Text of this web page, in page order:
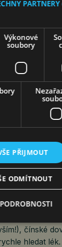
A
Komentáře 23.
před
Ale tak tomu
čínské
hledat lék.
PARTNERY
Výkonové
soubory
PŘIJMOUT
ODMÍTNOUT